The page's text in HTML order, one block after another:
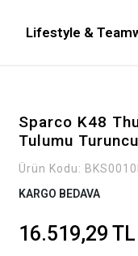
Lifestyle &
Sparco K48
Tulumu
Ürün Kodu:
KARGO BEDAVA
16.519,29 TL